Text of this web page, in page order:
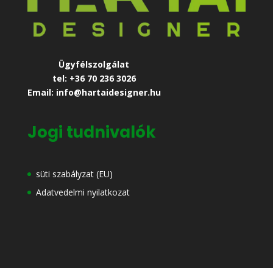
Ügyfélszolgálat
tel: +36 70 236 3026
Email: info@hartaidesigner.hu
Jogi tudnivalók
süti szabályzat (EU)
Adatvedelmi nyilatkozat